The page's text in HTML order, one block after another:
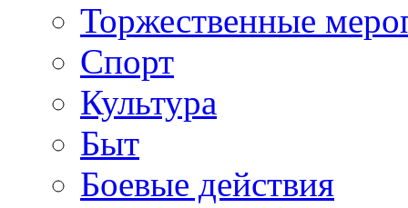
Торжественные
Спорт
Культура
Быт
Боевые действия